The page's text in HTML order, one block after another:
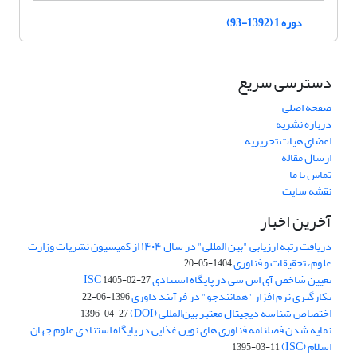
دوره 1 (1392-93)
دسترسی سریع
صفحه اصلی
درباره نشریه
اعضای هیات تحریریه
ارسال مقاله
تماس با ما
نقشه سایت
آخرین اخبار
دریافت رتبه ارزیابی "بین المللی" در سال ۱۴۰۴ از کمیسیون نشریات وزارت
علوم، تحقیقات و فناوری1404-05-20
تعیین شاخص آی اس سی در پایگاه استنادی ISC1405-02-27
بکارگیری نرم افزار "همانندجو" در فرآیند داوری1396-06-22
اختصاص شناسه دیجیتال معتبر بین‌المللی (DOI) 1396-04-27
نمایه شدن فصلنامه فناوری های نوین غذایی در پایگاه استنادی علوم جهان
اسلام (ISC) 1395-03-11